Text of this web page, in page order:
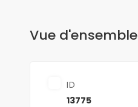
Vue d'ensemble
ID
13775